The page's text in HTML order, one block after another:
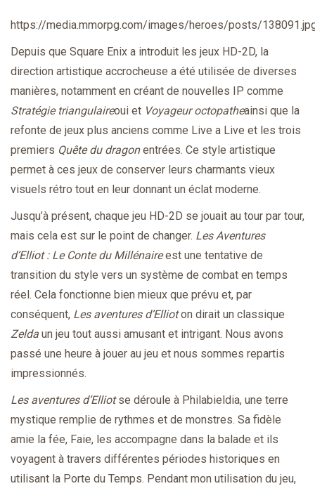
https://media.mmorpg.com/images/heroes/posts/
Depuis que Square Enix a introduit les jeux HD-2D, la
direction artistique accrocheuse a été utilisée de diverses
manières, notamment en créant de nouvelles IP comme
Stratégie triangulaireoui et Voyageur octopatheainsi que la
refonte de jeux plus anciens comme Live a Live et les trois
premiers Quête du dragonentrées. Ce style artistique
permet à ces jeux de conserver leurs charmants vieux
visuels rétro tout en leur donnant un éclat moderne.
Jusqu’à présent, chaque jeu HD-2D se jouait au tour par tour,
mais cela est sur le point de changer. Les Aventures
d’Elliot : Le Conte du Millénaireest une tentative de
transition du style vers un système de combat en temps
réel. Cela fonctionne bien mieux que prévu et, par
conséquent, Les aventures d’Ellioton dirait un classique
Zelda un jeu tout aussi amusant et intrigant. Nous avons
passé une heure à jouer au jeu et nous sommes repartis
impressionnés.
Les aventures d’Elliotse déroule à Philabieldia, une terre
mystique remplie de rythmes et de monstres. Sa fidèle
amie la fée, Faie, les accompagne dans la balade et ils
voyagent à travers différentes périodes historiques en
utilisant la Porte du Temps. Pendant mon utilisation du jeu,